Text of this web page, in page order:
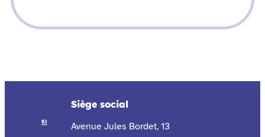
Siège social
Avenue Jules Bordet, 13